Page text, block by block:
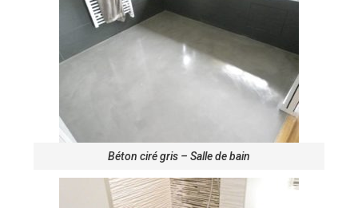
Béton ciré gris – Salle de bain